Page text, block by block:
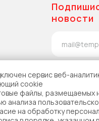
новости
сервис веб-
cookie
файлы, размещаемых
анализа
на обработку